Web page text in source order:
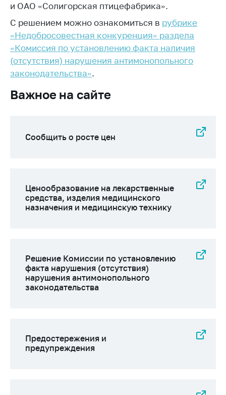
и ОАО «Солигорская птицефабрика».
С решением можно ознакомиться в рубрике
«Недобросовестная конкуренция» раздела
«Комиссия по установлению факта наличия
(отсутствия) нарушения антимонопольного
законодательства».
Важное на сайте
Сообщить о росте цен
Ценообразование на лекарственные
средства, изделия медицинского
назначения и медицинскую технику
Решение Комиссии по установлению
факта нарушения (отсутствия)
нарушения антимонопольного
законодательства
Предостережения и
предупреждения